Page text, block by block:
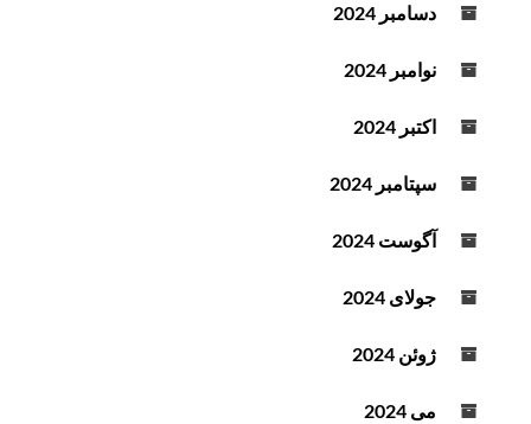
دسامبر 2024
نوامبر 2024
اکتبر 2024
سپتامبر 2024
آگوست 2024
جولای 2024
ژوئن 2024
می 2024